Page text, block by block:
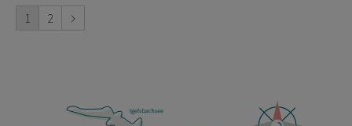
1 2